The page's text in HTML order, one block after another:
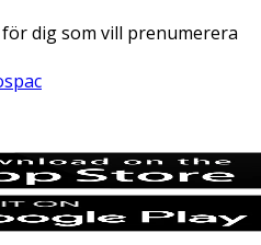
dig som vill prenumerera